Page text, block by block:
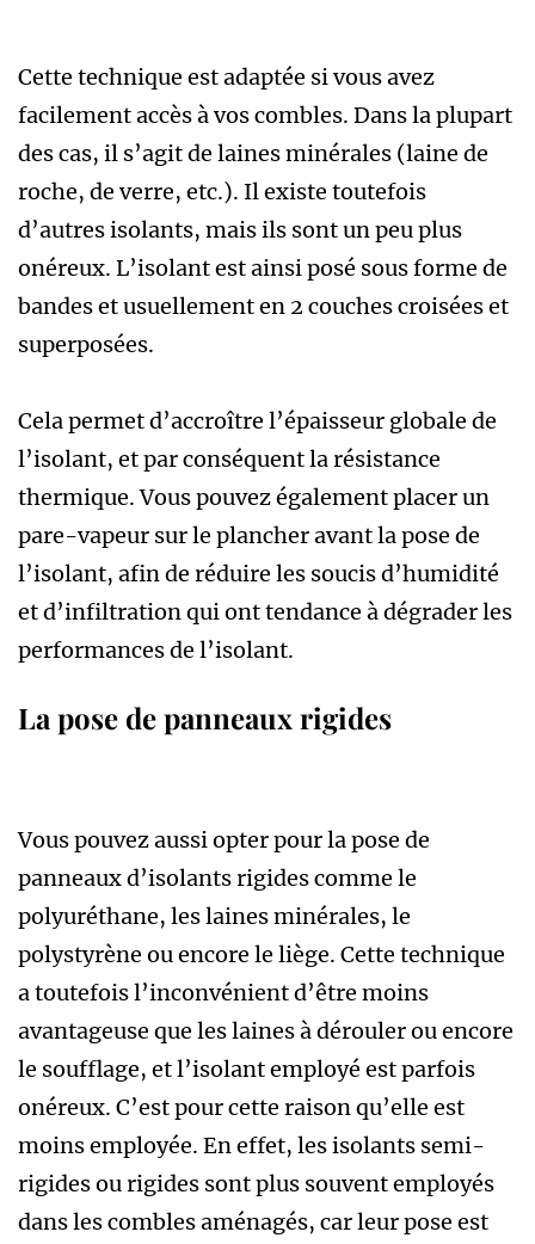
Cette technique est adaptée si vous avez
facilement accès à vos combles. Dans la plupart
des cas, il s’agit de laines minérales (laine de
roche, de verre, etc.). Il existe toutefois
d’autres isolants, mais ils sont un peu plus
onéreux. L’isolant est ainsi posé sous forme de
bandes et usuellement en 2 couches croisées et
superposées.
Cela permet d’accroître l’épaisseur globale de
l’isolant, et par conséquent la résistance
thermique. Vous pouvez également placer un
pare-vapeur sur le plancher avant la pose de
l’isolant, afin de réduire les soucis d’humidité
et d’infiltration qui ont tendance à dégrader les
performances de l’isolant.
La pose de panneaux rigides
Vous pouvez aussi opter pour la pose de
panneaux d’isolants rigides comme le
polyuréthane, les laines minérales, le
polystyrène ou encore le liège. Cette technique
a toutefois l’inconvénient d’être moins
avantageuse que les laines à dérouler ou encore
le soufflage, et l’isolant employé est parfois
onéreux. C’est pour cette raison qu’elle est
moins employée. En effet, les isolants semi-
rigides ou rigides sont plus souvent employés
dans les combles aménagés, car leur pose est